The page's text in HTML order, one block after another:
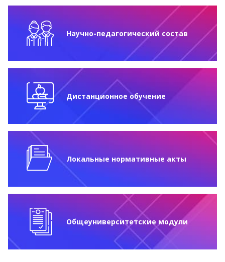
Научно-педагогический состав
Дистанционное обучение
Локальные нормативные акты
Общеуниверситетские модули